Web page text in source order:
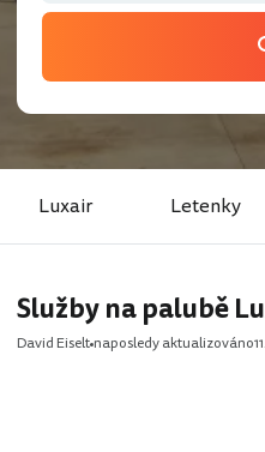
Luxair Letenky
Služby na palubě
David Eiselt naposledy aktualizováno